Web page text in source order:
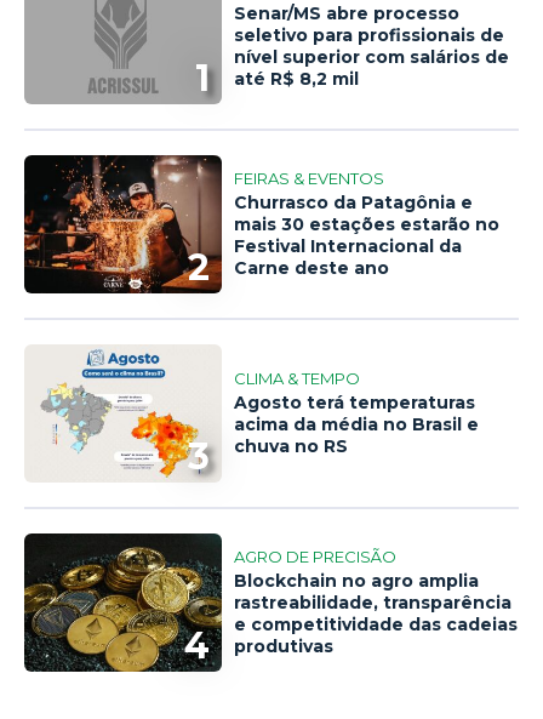
1
Senar/MS abre processo
seletivo para profissionais de
nível superior com salários de
até R$ 8,2 mil
2
FEIRAS & EVENTOS
Churrasco da Patagônia e
mais 30 estações estarão no
Festival Internacional da
Carne deste ano
3
CLIMA & TEMPO
Agosto terá temperaturas
acima da média no Brasil e
chuva no RS
4
AGRO DE PRECISÃO
Blockchain no agro amplia
rastreabilidade, transparência
e competitividade das cadeias
produtivas